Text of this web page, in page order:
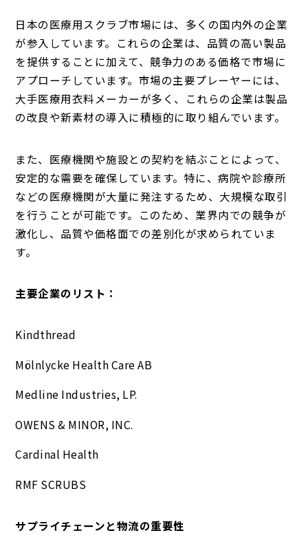
日本の医療用スクラブ市場には、多くの国内外の企業
が参入しています。これらの企業は、品質の高い製品
を提供することに加えて、競争力のある価格で市場に
アプローチしています。市場の主要プレーヤーには、
大手医療用衣料メーカーが多く、これらの企業は製品
の改良や新素材の導入に積極的に取り組んでいます。
また、医療機関や施設との契約を結ぶことによって、
安定的な需要を確保しています。特に、病院や診療所
などの医療機関が大量に発注するため、大規模な取引
を行うことが可能です。このため、業界内での競争が
激化し、品質や価格面での差別化が求められていま
す。
主要企業のリスト：
Kindthread
Mölnlycke Health Care AB
Medline Industries, LP.
OWENS & MINOR, INC.
Cardinal Health
RMF SCRUBS
サプライチェーンと物流の重要性